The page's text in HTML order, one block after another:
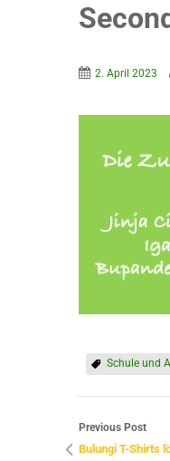
2. April 2023
Schule und
Previous Post
Bulungi T-Shirts